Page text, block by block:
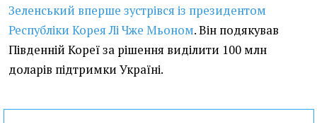
Зеленський вперше зустрівся із президентом
Республіки Корея Лі Чже Мьоном. Він подякував
Південній Кореї за рішення виділити 100 млн
доларів підтримки Україні.